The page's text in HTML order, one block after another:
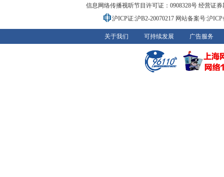
信息网络传播视听节目许可证：0908328号 经营证
沪ICP证:沪B2-20070217 网站备案号:沪
关于我们 可持续发展 广告服务